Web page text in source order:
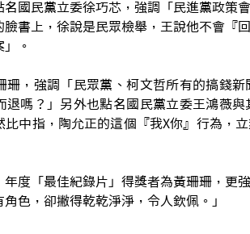
名國民黨立委徐巧芯，強調「民進黨政策
臉書上，徐說是民眾檢舉，王說他不會『
。
珊，強調「民眾黨、柯文哲所有的搞錢
退嗎？」另外也點名國民黨立委王鴻薇
比中指，陶允正的這個『我X你』行為，
年度「最佳紀錄片」得獎者為黃珊珊，更
色，卻撇得乾乾淨淨，令人欽佩。」